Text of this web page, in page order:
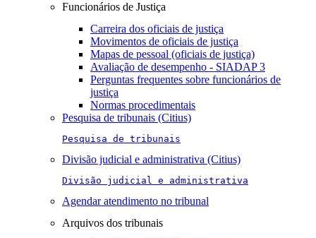
Funcionários de Justiça
Carreira dos oficiais de justiça
Movimentos de oficiais de justiça
Mapas de pessoal (oficiais de justiça)
Avaliação de desempenho - SIADAP 3
Perguntas frequentes sobre funcionários de
justiça
Normas procedimentais
Pesquisa de tribunais (Citius)
Pesquisa de tribunais
Divisão judicial e administrativa (Citius)
Divisão judicial e administrativa
Agendar atendimento no tribunal
Arquivos dos tribunais